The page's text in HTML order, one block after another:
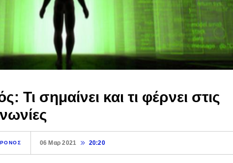
Τι σημαίνει και τι φέρνει στις
06 Μαρ 2021 20:20